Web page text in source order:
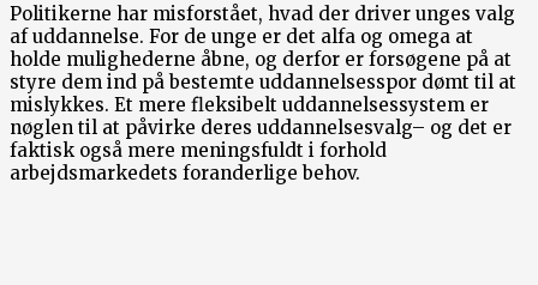
Politikerne har misforstået, hvad der driver unges valg
af uddannelse. For de unge er det alfa og omega at
holde mulighederne åbne, og derfor er forsøgene på at
styre dem ind på bestemte uddannelsesspor dømt til at
mislykkes. Et mere fleksibelt uddannelsessystem er
nøglen til at påvirke deres uddannelsesvalg– og det er
faktisk også mere meningsfuldt i forhold
arbejdsmarkedets foranderlige behov.